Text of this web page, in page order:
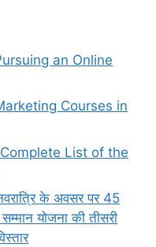
an Online
Courses in
List of the
के अवसर पर 45
योजना की तीसरी